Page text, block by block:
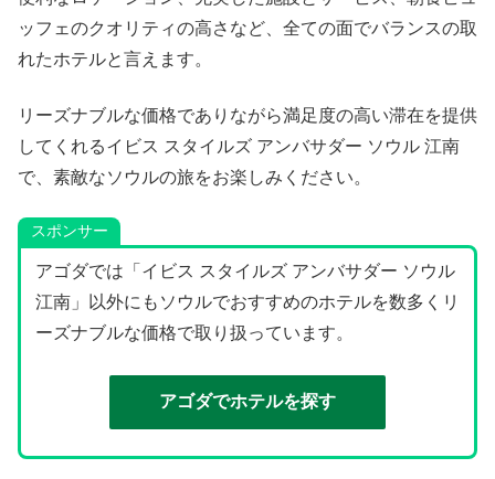
ッフェのクオリティの高さなど、全ての面でバランスの取
れたホテルと言えます。
リーズナブルな価格でありながら満足度の高い滞在を提供
してくれるイビス スタイルズ アンバサダー ソウル 江南
で、素敵なソウルの旅をお楽しみください。
スポンサー
アゴダでは「イビス スタイルズ アンバサダー ソウル
江南」以外にもソウルでおすすめのホテルを数多くリ
ーズナブルな価格で取り扱っています。
アゴダでホテルを探す